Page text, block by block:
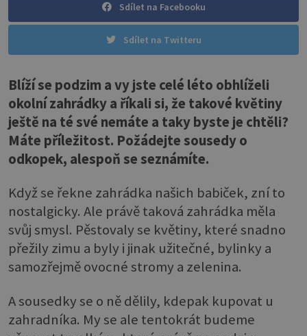
Sdílet na Facebooku
Sdílet na Twitteru
Blíží se podzim a vy jste celé léto obhlíželi
okolní zahrádky a říkali si, že takové květiny
ještě na té své nemáte a taky byste je chtěli?
Máte příležitost. Požádejte sousedy o
odkopek, alespoň se seznámíte.
Když se řekne zahrádka našich babiček, zní to
nostalgicky. Ale právě taková zahrádka měla
svůj smysl. Pěstovaly se květiny, které snadno
přežily zimu a byly i jinak užitečné, bylinky a
samozřejmě ovocné stromy a zelenina.
A sousedky se o ně dělily, kdepak kupovat u
zahradníka. My se ale tentokrát budeme